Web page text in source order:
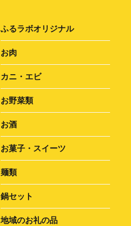
ふるラボオリジナル
お肉
カニ・エビ
お野菜類
お酒
お菓子・スイーツ
麺類
鍋セット
地域のお礼の品